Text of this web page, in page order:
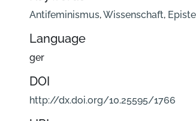
Antifeminismus,Wissenschaft,
Language
ger
DOI
http://dx.doi.org/10.25595/1766